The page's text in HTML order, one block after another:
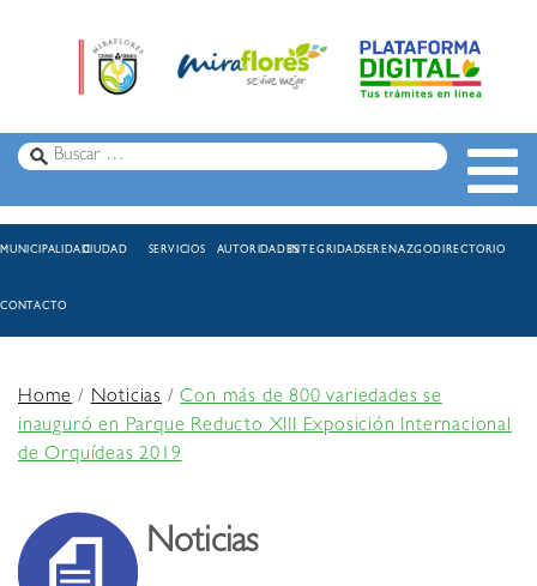
MUNICIPALIDADCIUDAD SERVICIOS AUTORIDADESINTEGRIDADSERENAZGODIRECTORIO
CONTACTO
Home/Noticias /Con más de 800 variedades se
inauguró en Parque Reducto XIII Exposición Internacional
de Orquídeas 2019
Noticias